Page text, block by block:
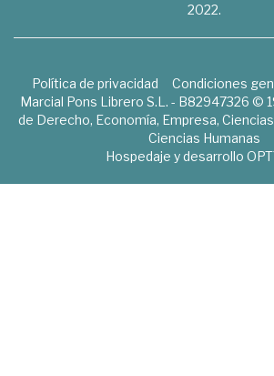
2022.
Política de privacidad Condiciones
Marcial Pons Librero S.L. - B82947326 ©
de Derecho, Economía, Empresa,
Ciencias Humanas
Hospedaje y desarrollo